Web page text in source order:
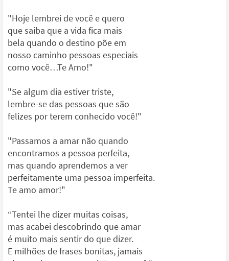
"Hoje lembrei de você e quero
que saiba que a vida fica mais
bela quando o destino põe em
nosso caminho pessoas especiais
como você…Te Amo!"
"Se algum dia estiver triste,
lembre-se das pessoas que são
felizes por terem conhecido você!"
"Passamos a amar não quando
encontramos a pessoa perfeita,
mas quando aprendemos a ver
perfeitamente uma pessoa imperfeita.
Te amo amor!"
“Tentei lhe dizer muitas coisas,
mas acabei descobrindo que amar
é muito mais sentir do que dizer.
E milhões de frases bonitas, jamais